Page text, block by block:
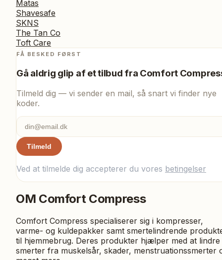
Matas
Shavesafe
SKNS
The Tan Co
Toft Care
FÅ BESKED FØRST
Gå aldrig glip af et tilbud fra Comfort
Tilmeld dig — vi sender en mail, så snart vi finder nye
koder.
Tilmeld
Ved at tilmelde dig accepterer du vores betingelser
OM Comfort Compress
Comfort Compress specialiserer sig i kompresser,
varme- og kuldepakker samt smertelindrende
til hjemmebrug. Deres produkter hjælper med at lindre
smerter fra muskelsår, skader, menstruationssmerter